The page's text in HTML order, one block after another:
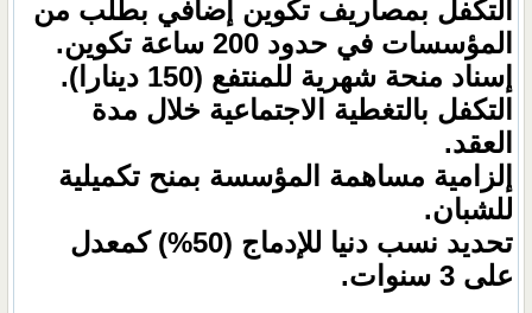
التكفل بمصاريف تكوين إضافي بطلب من
المؤسسات في حدود 200 ساعة تكوين.
إسناد منحة شهرية للمنتفع (150 دينارا).
التكفل بالتغطية الاجتماعية خلال مدة
العقد.
إلزامية مساهمة المؤسسة بمنح تكميلية
للشبان.
تحديد نسب دنيا للإدماج (50%) كمعدل
على 3 سنوات.